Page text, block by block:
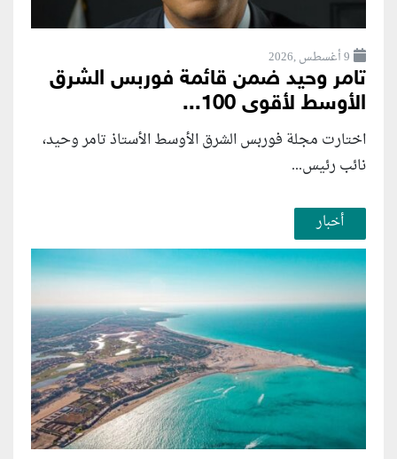
9 أغسطس ,2026
تامر وحيد ضمن قائمة فوربس الشرق
الأوسط لأقوى 100...
اختارت مجلة فوربس الشرق الأوسط الأستاذ تامر وحيد،
نائب رئيس...
أخبار